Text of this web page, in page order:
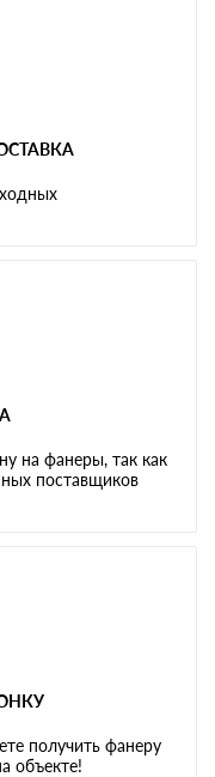
на фанеры, так как
поставщиков
получить фанеру
объекте!